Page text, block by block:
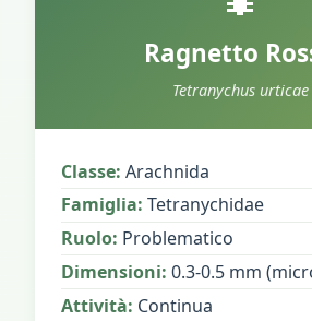
Ragnetto
Tetranychus urticae
Classe: Arachnida
Famiglia: Tetranychidae
Ruolo: Problematico
Dimensioni: 0.3-0.5 mm
Attività: Continua